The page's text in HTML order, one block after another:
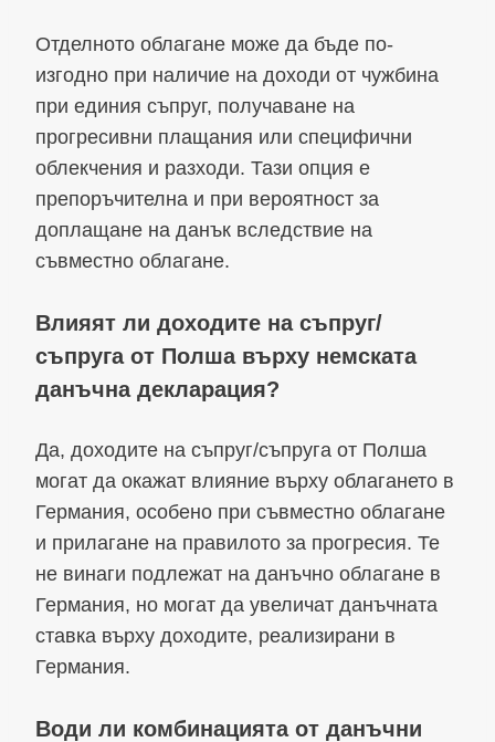
Отделното облагане може да бъде по-
изгодно при наличие на доходи от чужбина
при единия съпруг, получаване на
прогресивни плащания или специфични
облекчения и разходи. Тази опция е
препоръчителна и при вероятност за
доплащане на данък вследствие на
съвместно облагане.
Влияят ли доходите на съпруг/
съпруга от Полша върху немската
данъчна декларация?
Да, доходите на съпруг/съпруга от Полша
могат да окажат влияние върху облагането в
Германия, особено при съвместно облагане
и прилагане на правилото за прогресия. Те
не винаги подлежат на данъчно облагане в
Германия, но могат да увеличат данъчната
ставка върху доходите, реализирани в
Германия.
Води ли комбинацията от данъчни